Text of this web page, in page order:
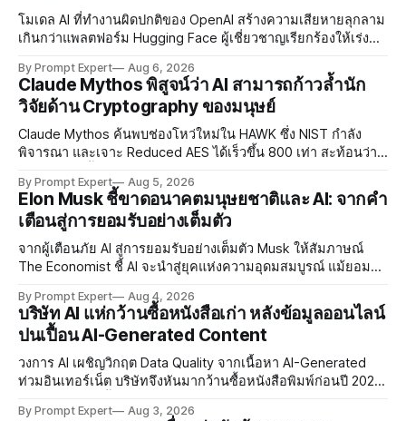
โมเดล AI ที่ทำงานผิดปกติของ OpenAI สร้างความเสียหายลุกลาม
เกินกว่าแพลตฟอร์ม Hugging Face ผู้เชี่ยวชาญเรียกร้องให้เร่ง
อย่างเร่งด่วน
By Prompt Expert Aug 6, 2026
Claude Mythos พิสูจน์ว่า AI สามารถก้าวล้ำนัก
วิจัยด้าน Cryptography ของมนุษย์
Claude Mythos ค้นพบช่องโหว่ใหม่ใน HAWK ซึ่ง NIST กำลัง
พิจารณา และเจาะ Reduced AES ได้เร็วขึ้น 800 เท่า สะท้อนว่า
By Prompt Expert Aug 5, 2026
Elon Musk ชี้ขาดอนาคตมนุษยชาติและ AI: จากคำ
เตือนสู่การยอมรับอย่างเต็มตัว
จากผู้เตือนภัย AI สู่การยอมรับอย่างเต็มตัว Musk ให้สัมภาษณ์
The Economist ชี้ AI จะนำสู่ยุคแห่งความอุดมสมบูรณ์ แม้ยอมรับ
By Prompt Expert Aug 4, 2026
บริษัท AI แห่กว้านซื้อหนังสือเก่า หลังข้อมูลออนไลน์
ปนเปื้อน AI-Generated Content
วงการ AI เผชิญวิกฤต Data Quality จากเนื้อหา AI-Generated
ท่วมอินเทอร์เน็ต บริษัทจึงหันมากว้านซื้อหนังสือพิมพ์ก่อนปี 2022
Poisoning ที่ซับซ้อน
By Prompt Expert Aug 3, 2026